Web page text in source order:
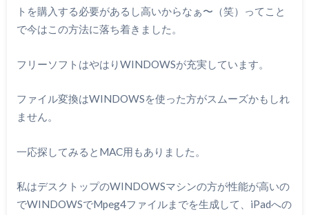
トを購入する必要があるし高いからなぁ〜（笑）ってこと
で今はこの方法に落ち着きました。
フリーソフトはやはりWINDOWSが充実しています。
ファイル変換はWINDOWSを使った方がスムーズかもしれ
ません。
一応探してみるとMAC用もありました。
私はデスクトップのWINDOWSマシンの方が性能が高いの
でWINDOWSでMpeg4ファイルまでを生成して、iPadへの